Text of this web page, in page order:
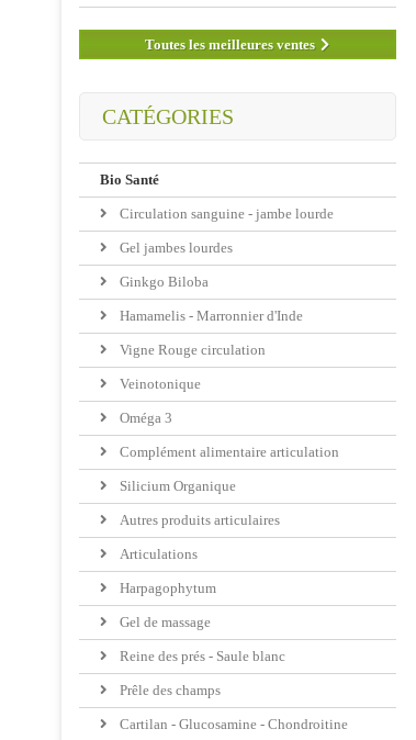
Toutes les meilleures ventes
CATÉGORIES
Bio Santé
Circulation sanguine - jambe lourde
Gel jambes lourdes
Ginkgo Biloba
Hamamelis - Marronnier d'Inde
Vigne Rouge circulation
Veinotonique
Oméga 3
Complément alimentaire articulation
Silicium Organique
Autres produits articulaires
Articulations
Harpagophytum
Gel de massage
Reine des prés - Saule blanc
Prêle des champs
Cartilan - Glucosamine - Chondroitine